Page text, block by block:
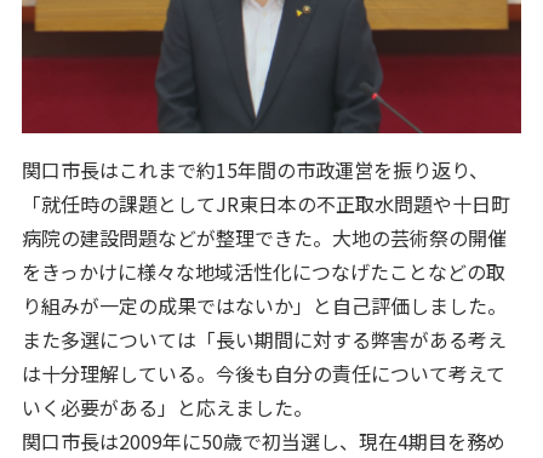
関口市長はこれまで約15年間の市政運営を振り返り、
「就任時の課題としてJR東日本の不正取水問題や十日町
病院の建設問題などが整理できた。大地の芸術祭の開催
をきっかけに様々な地域活性化につなげたことなどの取
り組みが一定の成果ではないか」と自己評価しました。
また多選については「長い期間に対する弊害がある考え
は十分理解している。今後も自分の責任について考えて
いく必要がある」と応えました。
関口市長は2009年に50歳で初当選し、現在4期目を務め